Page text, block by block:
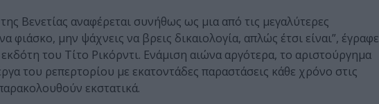
Βενετίας αναφέρεται συνήθως ως μια από τις μεγαλύτερες
φιάσκο, μην ψάχνεις να βρεις δικαιολογία, απλώς έτσι είναι”, έγραφε
του Τίτο Ρικόρντι. Ενάμιση αιώνα αργότερα, το αριστούργημα
του ρεπερτορίου με εκατοντάδες παραστάσεις κάθε χρόνο στις
εκστατικά.